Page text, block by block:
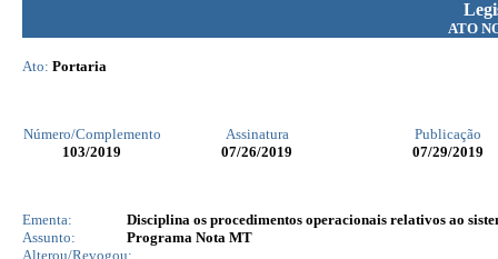
ATO
Ato: Portaria
Número/Complemento Assinatura
Publicação
103/2019 07/26/2019 07/29/2019
Ementa:
Disciplina os procedimentos operacionais relativos ao
Assunto:
Programa Nota MT
Alterou/Revogou: